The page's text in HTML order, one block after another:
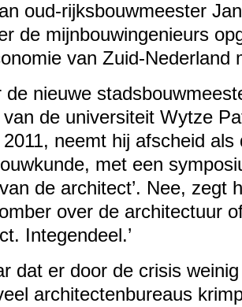
oud-rijksbouwmeester
de mijnbouwingenieurs
van Zuid-Nederland
de nieuwe
de universiteit Wytze
neemt hij afscheid als
met een
de architect’. Nee, zegt
over de architectuur
Integendeel.’
dat er door de crisis
architectenbureaus